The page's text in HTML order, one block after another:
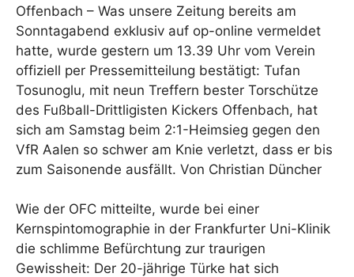
Offenbach – Was unsere Zeitung bereits am
Sonntagabend exklusiv auf op-online vermeldet
hatte, wurde gestern um 13.39 Uhr vom Verein
offiziell per Pressemitteilung bestätigt: Tufan
Tosunoglu, mit neun Treffern bester Torschütze
des Fußball-Drittligisten Kickers Offenbach, hat
sich am Samstag beim 2:1-Heimsieg gegen den
VfR Aalen so schwer am Knie verletzt, dass er bis
zum Saisonende ausfällt. Von Christian Düncher
Wie der OFC mitteilte, wurde bei einer
Kernspintomographie in der Frankfurter Uni-Klinik
die schlimme Befürchtung zur traurigen
Gewissheit: Der 20-jährige Türke hat sich